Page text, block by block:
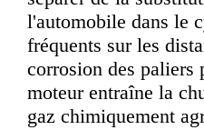
l'automobile dans le
fréquents sur les
corrosion des paliers
moteur entraîne la
gaz chimiquement